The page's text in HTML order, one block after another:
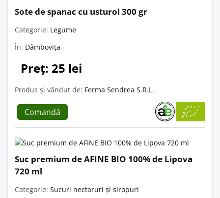
Sote de spanac cu usturoi 300 gr
Categorie: Legume
În: Dâmbovița
Preț: 25 lei
Produs și vândut de: Ferma Sendrea S.R.L.
Comandă
Suc premium de AFINE BIO 100% de Lipova
720 ml
Categorie: Sucuri nectaruri și siropuri